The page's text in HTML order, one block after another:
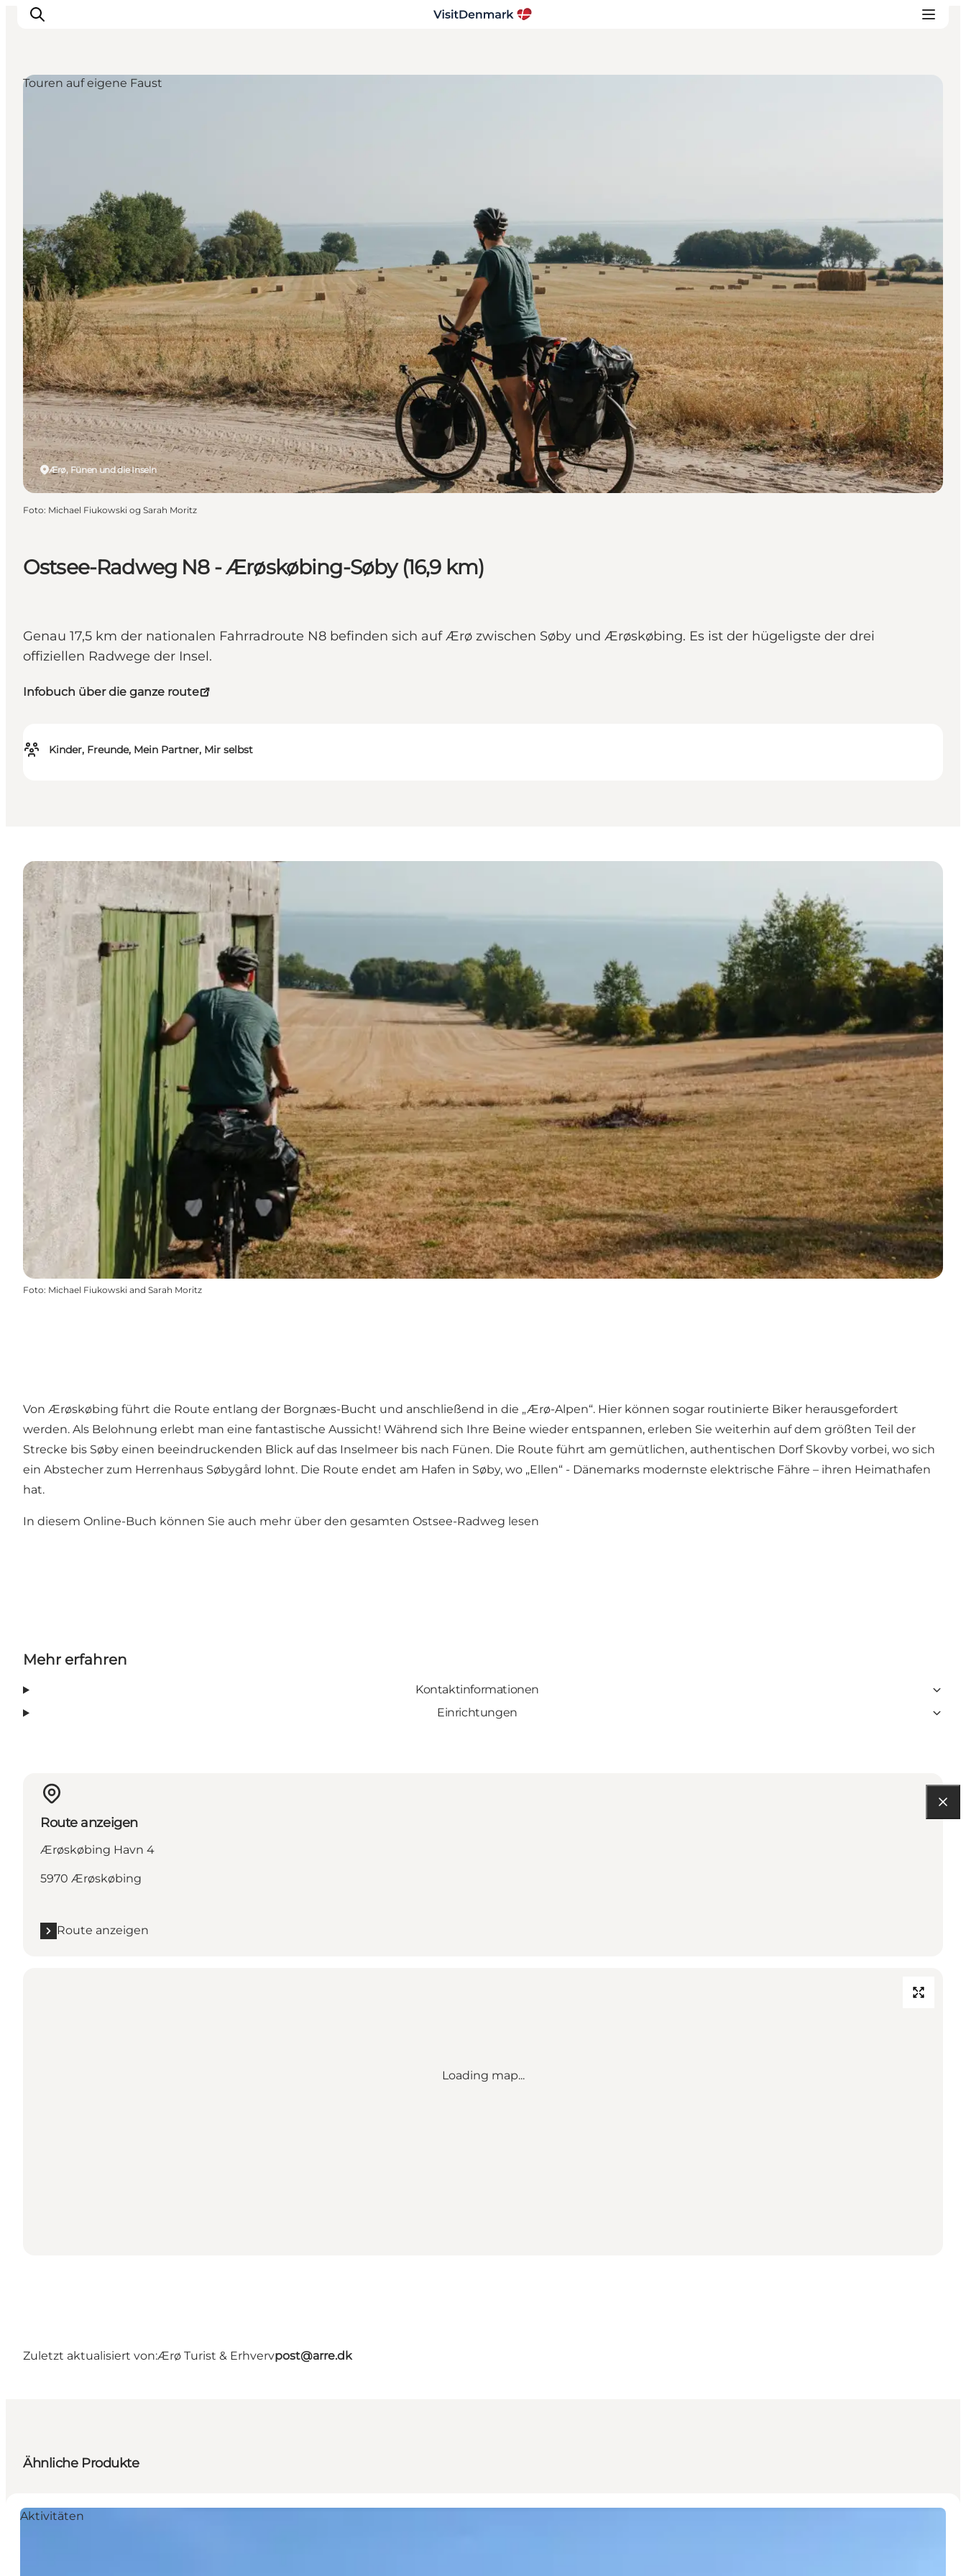
Reiseplanung
Ostsee-Radweg N8 - Ærøskøbing-Søby (16,9 km)
Genau 17,5 km der nationalen Fahrradroute N8 befinden sich auf Ærø zwischen Søby und Ærøskøbing. Es ist der hügeligste der drei
offiziellen Radwege der Insel.
Infobuch über die ganze route
Kinder, Freunde, Mein Partner, Mir selbst
Ærø, Fünen und die Inseln
Touren auf eigene Faust
Foto: Michael Fiukowski og Sarah Moritz
Foto: Michael Fiukowski and Sarah Moritz
Von Ærøskøbing führt die Route entlang der Borgnæs-Bucht und anschließend in die „Ærø-Alpen“. Hier können sogar routinierte Biker herausgefordert
werden. Als Belohnung erlebt man eine fantastische Aussicht! Während sich Ihre Beine wieder entspannen, erleben Sie weiterhin auf dem größten Teil der
Strecke bis Søby einen beeindruckenden Blick auf das Inselmeer bis nach Fünen. Die Route führt am gemütlichen, authentischen Dorf Skovby vorbei, wo sich
ein Abstecher zum Herrenhaus Søbygård lohnt. Die Route endet am Hafen in Søby, wo „Ellen“ - Dänemarks modernste elektrische Fähre – ihren Heimathafen
hat.
In diesem Online-Buch können Sie auch mehr über den gesamten Ostsee-Radweg lesen
Mehr erfahren
Kontaktinformationen
Einrichtungen
Route anzeigen
Ærøskøbing Havn 4
5970 Ærøskøbing
Route anzeigen
Loading map...
Zuletzt aktualisiert von:Ærø Turist & Erhvervpost@arre.dk
Ähnliche Produkte
Aktivitäten